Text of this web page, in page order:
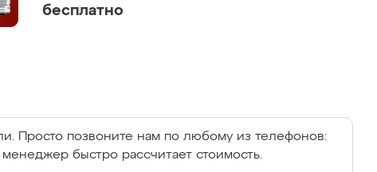
бесплатно
Просто позвоните нам по любому из телефонов:
быстро рассчитает стоимость.